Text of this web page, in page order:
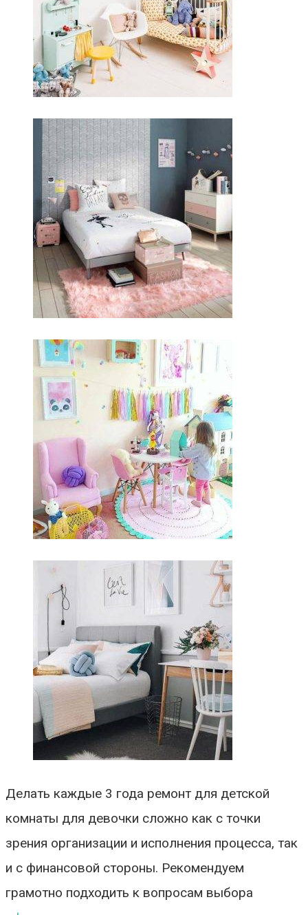
Делать каждые 3 года ремонт для детской
комнаты для девочки сложно как с точки
зрения организации и исполнения процесса, так
и с финансовой стороны. Рекомендуем
грамотно подходить к вопросам выбора